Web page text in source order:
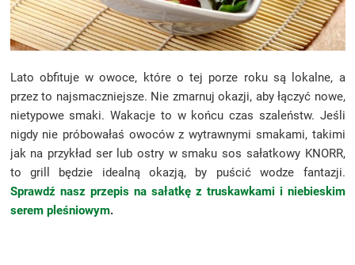
Lato obfituje w owoce, które o tej porze roku są lokalne, a
przez to najsmaczniejsze. Nie zmarnuj okazji, aby łączyć nowe,
nietypowe smaki. Wakacje to w końcu czas szaleństw. Jeśli
nigdy nie próbowałaś owoców z wytrawnymi smakami, takimi
jak na przykład ser lub ostry w smaku sos sałatkowy KNORR,
to grill będzie idealną okazją, by puścić wodze fantazji.
Sprawdź nasz przepis na sałatkę z truskawkami i niebieskim
serem pleśniowym.